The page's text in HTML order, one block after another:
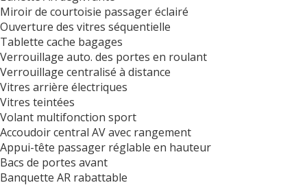
Miroir de courtoisie passager éclairé
Ouverture des vitres séquentielle
Tablette cache bagages
Verrouillage auto. des portes en roulant
Verrouillage centralisé à distance
Vitres arrière électriques
Vitres teintées
Volant multifonction sport
Accoudoir central AV avec rangement
Appui-tête passager réglable en hauteur
Bacs de portes avant
Banquette AR rabattable